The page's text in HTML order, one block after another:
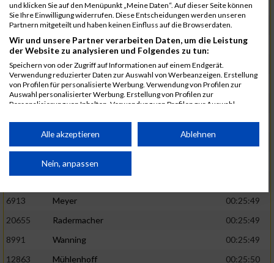
1582 Funken
00:25:42
12220
Cosma
00:25:43
9678
Exner
00:25:43
11817
Schmaul-Klaibee
6812
Koch
00:25:47
9610
Linß
00:25:47
706
Wehmeier
00:25:48
Küpper
Inhoff
6913
Meyer
00:25:49
20655
Radermacher
00:25:49
8991
Wanning
00:25:49
12863
Mühlenhoff
00:25:50
und klicken Sie auf den Menüpunkt „Meine Daten“. Auf dieser Seite können
Sie Ihre Einwilligung widerrufen. Diese Entscheidungen werden unseren
Partnern mitgeteilt und haben keinen Einfluss auf die Browserdaten.
Wir und unsere Partner verarbeiten Daten, um die Leistung
der Website zu analysieren und Folgendes zu tun:
Speichern von oder Zugriff auf Informationen auf einem Endgerät.
Verwendung reduzierter Daten zur Auswahl von Werbeanzeigen. Erstellung
von Profilen für personalisierte Werbung. Verwendung von Profilen zur
Auswahl personalisierter Werbung. Erstellung von Profilen zur
Personalisierung von Inhalten. Verwendung von Profilen zur Auswahl
Performance von Inhalten. Analyse von Zielgruppen durch Statistiken oder
Kombinationen von Daten aus verschiedenen Quellen. Entwicklung und
von Inhalten.
Daten können außerhalb der Europäischen Union weitergegeben und in die
Website/App.
Partnerliste anzeigen (1 IAB-Anbieter)
Wir nutzen Ihre Daten für folgende Zwecke:
Alle akzeptieren Ablehnen
Nein, anpassen